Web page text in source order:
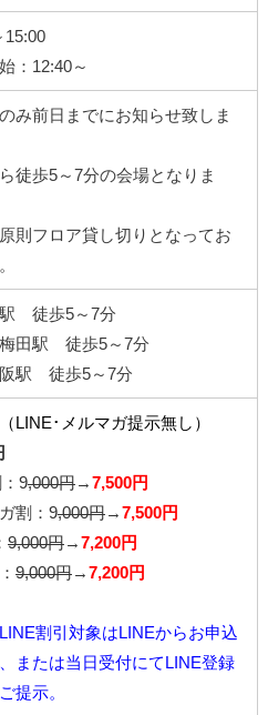
15:00
：12:40～
み前日までにお知らせ致しま
徒歩5～7分の会場となりま
則フロア貸し切りとなってお
徒歩5～7分
田駅 徒歩5～7分
阪駅 徒歩5～7分
（LINE･メルマガ提示無し）
：9,000円 → 7,500円
割：9,000円 → 7,500円
9,000円 → 7,200円
9,000円 → 7,200円
割引対象はLINEからお申込
または当日受付にてLINE登録
提示。